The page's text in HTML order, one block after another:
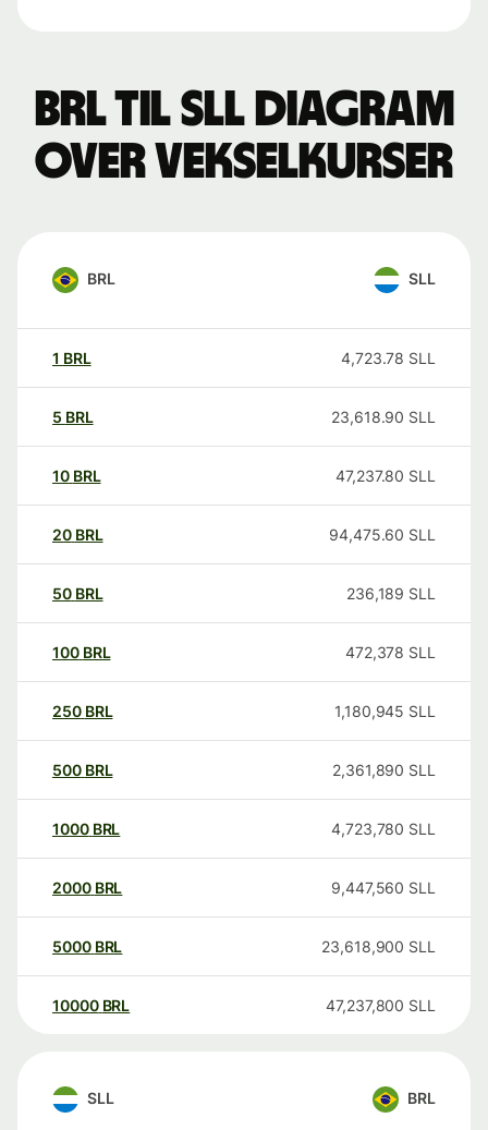
BRL til SLL Diagram
over vekselkurser
BRL SLL
1 BRL 4,723.78 SLL
5 BRL 23,618.90 SLL
10 BRL 47,237.80 SLL
20 BRL 94,475.60 SLL
50 BRL 236,189 SLL
100 BRL 472,378 SLL
250 BRL 1,180,945 SLL
500 BRL 2,361,890 SLL
1000 BRL 4,723,780 SLL
2000 BRL 9,447,560 SLL
5000 BRL 23,618,900 SLL
10000 BRL 47,237,800 SLL
SLL BRL